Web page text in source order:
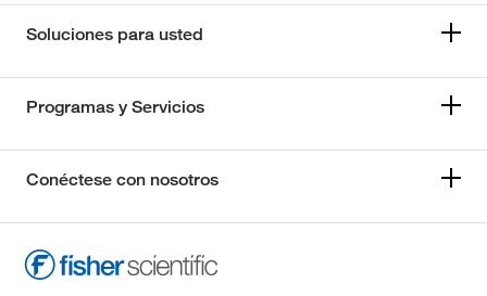
Soluciones para usted
Programas y Servicios
Conéctese con nosotros